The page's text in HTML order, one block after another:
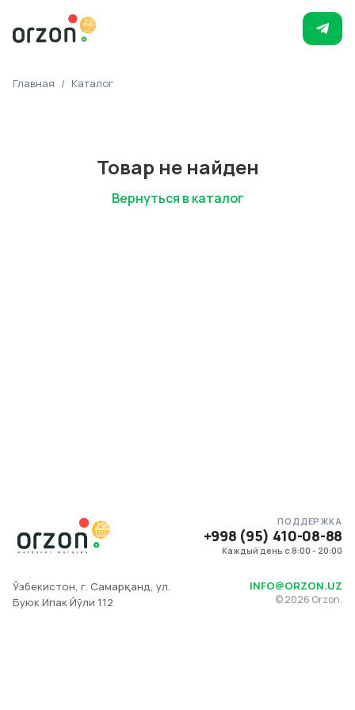
Главная / Каталог
Товар не найден
Вернуться в каталог
ПОДДЕРЖКА
+998 (95) 410-08-88
Каждый день с 8:00 - 20:00
Ўзбекистон, г. Самарқанд, ул.
Буюк Ипак Йўли 112
INFO@ORZON.UZ
©2026 Orzon.